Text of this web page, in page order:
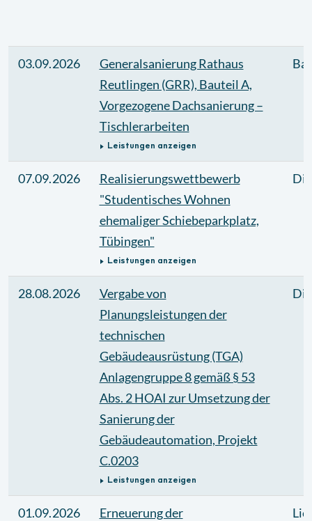
03.09.2026
Generalsanierung Rathaus
Reutlingen (GRR), Bauteil A,
Vorgezogene Dachsanierung –
Tischlerarbeiten
Leistungen anzeigen
07.09.2026
Realisierungswettbewerb
"Studentisches Wohnen
ehemaliger Schiebeparkplatz,
Tübingen"
Leistungen anzeigen
28.08.2026
Vergabe von
Planungsleistungen der
technischen
Gebäudeausrüstung (TGA)
Anlagengruppe 8 gemäß § 53
Abs. 2 HOAI zur Umsetzung der
Sanierung der
Gebäudeautomation, Projekt
C.0203
Leistungen anzeigen
01.09.2026
Erneuerung der